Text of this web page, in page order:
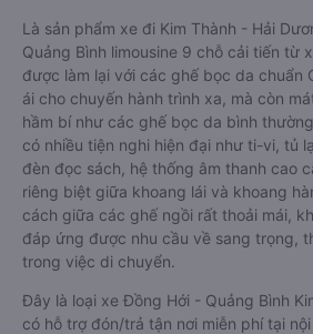
Là sản phẩm xe đi Kim Thành - Hải
Quảng Bình limousine 9 chỗ cải tiến từ
được làm lại với các ghế bọc da chuẩn
ái cho chuyến hành trình xa, mà còn
hầm bí như các ghế bọc da bình
có nhiều tiện nghi hiện đại như ti-vi, tủ
đèn đọc sách, hệ thống âm thanh cao
riêng biệt giữa khoang lái và khoang
cách giữa các ghế ngồi rất thoải mái,
đáp ứng được nhu cầu về sang trọng,
trong việc di chuyển.
Đây là loại xe Đồng Hới - Quảng Bình
có hỗ trợ đón/trả tận nơi miễn phí tại